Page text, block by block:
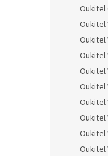
Oukitel
Oukitel
Oukitel
Oukitel
Oukitel
Oukitel
Oukitel
Oukitel
Oukitel
Oukitel